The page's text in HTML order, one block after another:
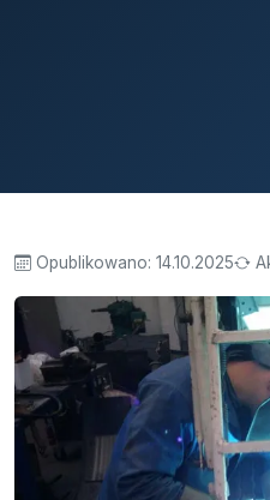
Opublikowano: 14.10.2025